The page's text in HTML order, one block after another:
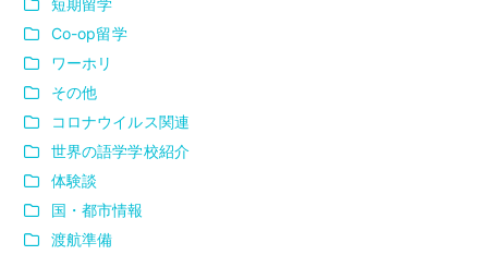
Co-op留学
ワーホリ
その他
コロナウイルス関連
世界の語学学校紹介
体験談
国・都市情報
渡航準備